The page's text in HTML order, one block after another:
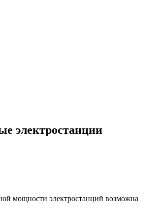
электростанции
мощности электростанций возможна